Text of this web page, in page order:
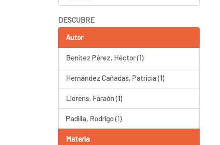
DESCUBRE
Autor
Benítez Pérez, Héctor (1)
Hernández Cañadas, Patricia (1)
Llorens, Faraón (1)
Padilla, Rodrigo (1)
Materia